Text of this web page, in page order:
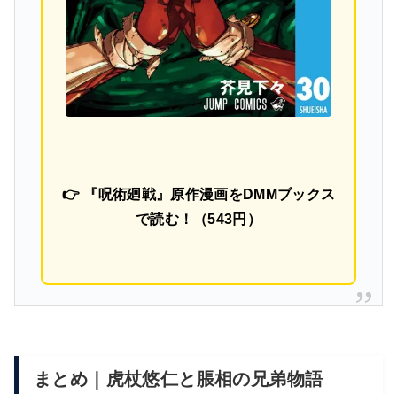
👉 『呪術廻戦』原作漫画をDMMブックス
で読む！（543円）
まとめ｜虎杖悠仁と脹相の兄弟物語